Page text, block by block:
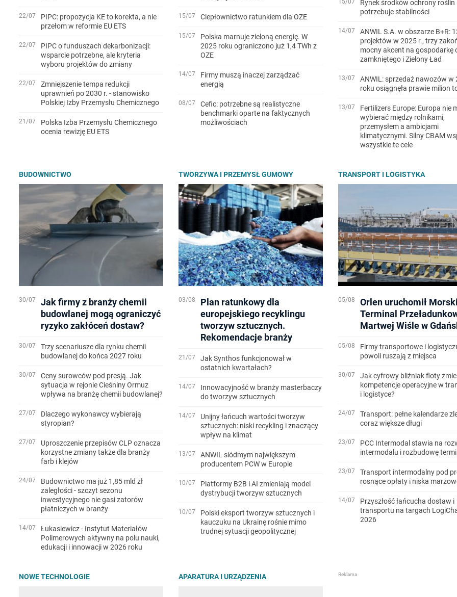
22/07
PIPC: propozycja KE to korekta, a nie
przełom w reformie EU ETS
22/07
PIPC o funduszach dekarbonizacji:
wsparcie potrzebne, ale kryteria
wyboru projektów do zmiany
22/07
Zmniejszenie tempa redukcji
uprawnień po 2030 r. - stanowisko
Polskiej Izby Przemysłu Chemicznego
21/07
Polska Izba Przemysłu Chemicznego
ocenia rewizję EU ETS
15/07 Ciepłownictwo ratunkiem dla OZE
15/07
Polska marnuje zieloną energię. W
2025 roku ograniczono już 1,4 TWh z
OZE
14/07
Firmy muszą inaczej zarządzać
energią
08/07
Cefic: potrzebne są realistyczne
benchmarki oparte na faktycznych
możliwościach
15/07
Rynek środków ochrony roślin
potrzebuje stabilności
14/07
ANWIL S.A. w obszarze B+R:
projektów w 2025 r., trzy
mocny akcent na gospodarkę
zamkniętego i Zielony Ład
13/07
ANWIL: sprzedaż nawozów w
roku osiągnęła prawie milion
13/07
Fertilizers Europe: Europa nie
wybierać między rolnikami,
przemysłem a ambicjami
klimatycznymi. Silny CBAM
wszystkie te cele
BUDOWNICTWO
30/07
Jak firmy z branży chemii
budowlanej mogą ograniczyć
ryzyko zakłóceń dostaw?
30/07
Trzy scenariusze dla rynku chemii
budowlanej do końca 2027 roku
30/07
Ceny surowców pod presją. Jak
sytuacja w rejonie Cieśniny Ormuz
wpływa na branżę chemii budowlanej?
27/07
Dlaczego wykonawcy wybierają
styropian?
27/07
Uproszczenie przepisów CLP oznacza
korzystne zmiany także dla branży
farb i klejów
24/07
Budownictwo ma już 1,85 mld zł
zaległości - szczyt sezonu
inwestycyjnego nie gasi zatorów
płatniczych w branży
14/07
Łukasiewicz - Instytut Materiałów
Polimerowych aktywny na polu nauki,
edukacji i innowacji w 2026 roku
TWORZYWA I PRZEMYSŁ GUMOWY
03/08
Plan ratunkowy dla
europejskiego recyklingu
tworzyw sztucznych.
Rekomendacje branży
21/07
Jak Synthos funkcjonował w
ostatnich kwartałach?
14/07
Innowacyjność w branży masterbaczy
do tworzyw sztucznych
14/07
Unijny łańcuch wartości tworzyw
sztucznych: niski recykling i znaczący
wpływ na klimat
13/07
ANWIL siódmym największym
producentem PCW w Europie
10/07
Platformy B2B i AI zmieniają model
dystrybucji tworzyw sztucznych
10/07
Polski eksport tworzyw sztucznych i
kauczuku na Ukrainę rośnie mimo
trudnej sytuacji geopolitycznej
TRANSPORT I LOGISTYKA
05/08
Orlen uruchomił
Terminal
Martwej Wiśle w
05/08
Firmy transportowe i
powoli ruszają z miejsca
30/07
Jak cyfrowy bliźniak floty
kompetencje operacyjne w
i logistyce?
24/07
Transport: pełne kalendarze
coraz większe długi
23/07
PCC Intermodal stawia na
intermodalu i rozbudowę
23/07
Transport intermodalny pod
rosnące opłaty i niska
14/07
Przyszłość łańcucha dostaw i
transportu na targach
2026
NOWE TECHNOLOGIE APARATURA I URZĄDZENIA